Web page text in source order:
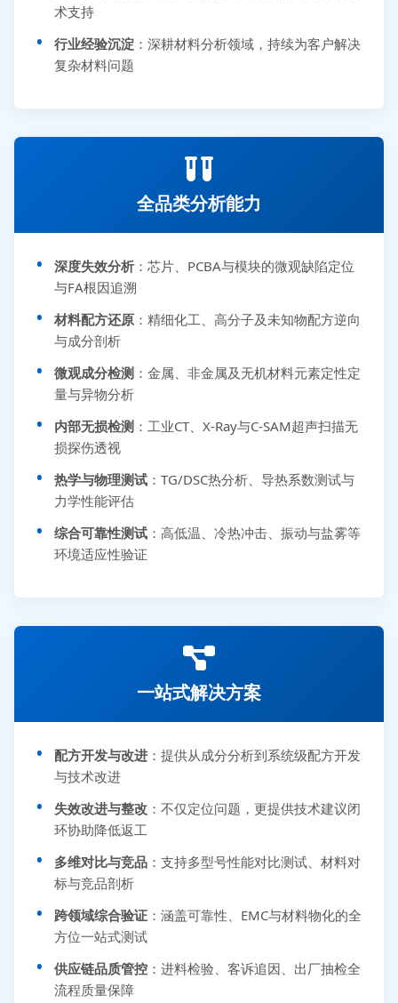
术支持
行业经验沉淀 ：深耕材料分析领域，持续为客户解决
复杂材料问题
全品类分析能力
深度失效分析 ：芯片、PCBA与模块的微观缺陷定位
与FA根因追溯
材料配方还原 ：精细化工、高分子及未知物配方逆向
与成分剖析
微观成分检测 ：金属、非金属及无机材料元素定性定
量与异物分析
内部无损检测 ：工业CT、X-Ray与C-SAM超声扫描无
损探伤透视
热学与物理测试 ：TG/DSC热分析、导热系数测试与
力学性能评估
综合可靠性测试 ：高低温、冷热冲击、振动与盐雾等
环境适应性验证
一站式解决方案
配方开发与改进 ：提供从成分分析到系统级配方开发
与技术改进
失效改进与整改 ：不仅定位问题，更提供技术建议闭
环协助降低返工
多维对比与竞品 ：支持多型号性能对比测试、材料对
标与竞品剖析
跨领域综合验证 ：涵盖可靠性、EMC与材料物化的全
方位一站式测试
供应链品质管控 ：进料检验、客诉追因、出厂抽检全
流程质量保障